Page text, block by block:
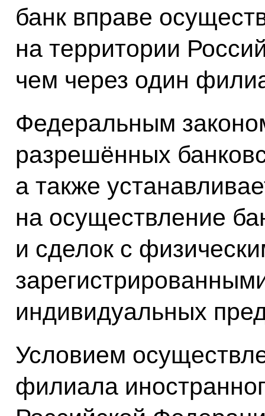
банк вправе
на территории
чем через один
Федеральным
разрешённых
а также
на осуществление
и сделок с
индивидуальных
Условием
филиала